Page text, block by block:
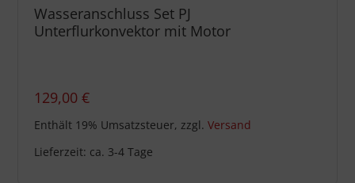
Wasseranschluss Set PJ
Unterflurkonvektor mit Motor
129,00€
Enthält 19% Umsatzsteuer, zzgl.Versand
Lieferzeit: ca. 3-4 Tage